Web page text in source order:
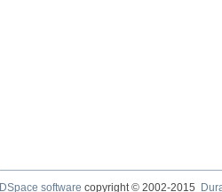
DSpace software copyright © 2002-2015